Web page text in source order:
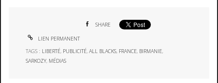
SHARE
LIEN PERMANENT
TAGS : LIBERTÉ, PUBLICITÉ,ALL BLACKS, FRANCE, BIRMANIE,
SARKOZY, MÉDIAS